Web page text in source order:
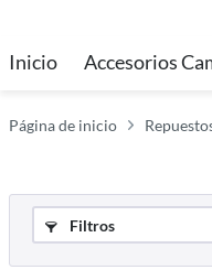
Inicio Accesorios
Página de inicio
Filtros